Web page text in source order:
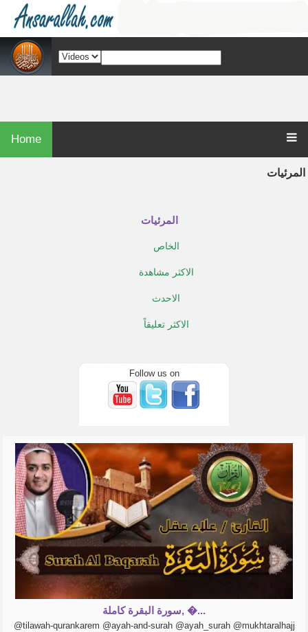
Home
المرئيات
المرئيات
الخاص
الاكثر مشاهدة
الاحدث
الاكثر تعليقاً
Follow us on
سورة البقرة كاملة, �...
@tilawah-qurankarem @ayah-and-surah @ayah_surah @mukhtaralhajj